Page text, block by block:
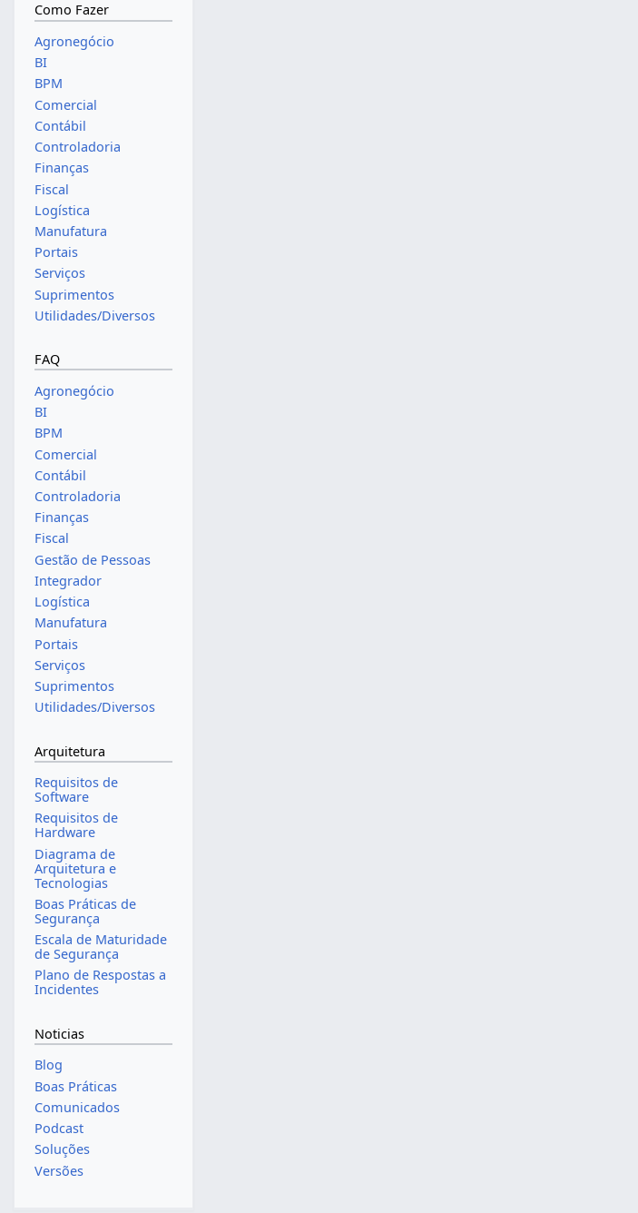
Como Fazer
Agronegócio
BI
BPM
Comercial
Contábil
Controladoria
Finanças
Fiscal
Logística
Manufatura
Portais
Serviços
Suprimentos
Utilidades/Diversos
FAQ
Agronegócio
BI
BPM
Comercial
Contábil
Controladoria
Finanças
Fiscal
Gestão de Pessoas
Integrador
Logística
Manufatura
Portais
Serviços
Suprimentos
Utilidades/Diversos
Arquitetura
Requisitos de
Software
Requisitos de
Hardware
Diagrama de
Arquitetura e
Tecnologias
Boas Práticas de
Segurança
Escala de Maturidade
de Segurança
Plano de Respostas a
Incidentes
Noticias
Blog
Boas Práticas
Comunicados
Podcast
Soluções
Versões